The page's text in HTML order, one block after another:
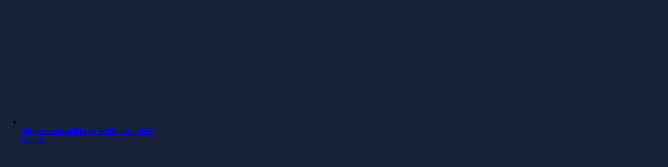
Jubileumsanställda på Softhouse – del 3
Läs mer